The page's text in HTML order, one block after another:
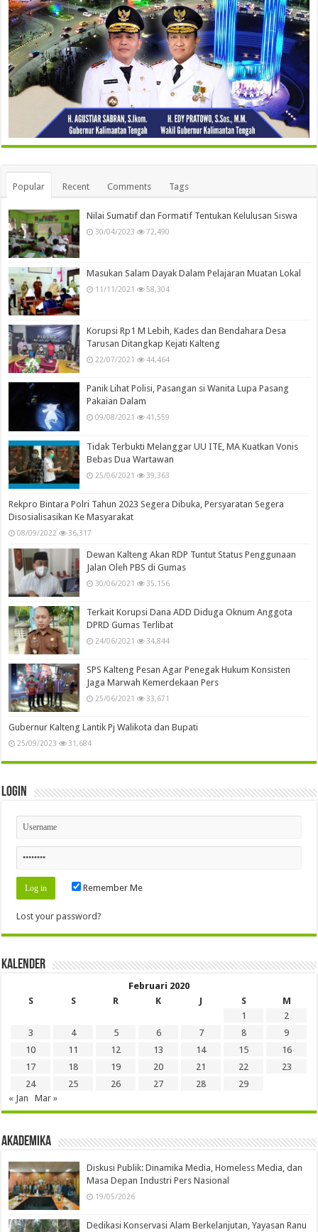
Popular Recent Comments Tags
Nilai Sumatif dan Formatif Tentukan Kelulusan Siswa
30/04/2023 72,490
Masukan Salam Dayak Dalam Pelajaran Muatan Lokal
11/11/2021 58,304
Korupsi Rp1 M Lebih, Kades dan Bendahara Desa
Tarusan Ditangkap Kejati Kalteng
22/07/2021 44,464
Panik Lihat Polisi, Pasangan si Wanita Lupa Pasang
Pakaian Dalam
09/08/2021 41,559
Tidak Terbukti Melanggar UU ITE, MA Kuatkan Vonis
Bebas Dua Wartawan
25/06/2021 39,363
Rekpro Bintara Polri Tahun 2023 Segera Dibuka, Persyaratan Segera
Disosialisasikan Ke Masyarakat
08/09/2022 36,317
Dewan Kalteng Akan RDP Tuntut Status Penggunaan
Jalan Oleh PBS di Gumas
30/06/2021 35,156
Terkait Korupsi Dana ADD Diduga Oknum Anggota
DPRD Gumas Terlibat
24/06/2021 34,844
SPS Kalteng Pesan Agar Penegak Hukum Konsisten
Jaga Marwah Kemerdekaan Pers
25/06/2021 33,671
Gubernur Kalteng Lantik Pj Walikota dan Bupati
25/09/2023 31,684
Login
Remember Me
Lost your password?
Kalender
Februari 2020
S
S R K J S
M
1
2
3
4 5 6 7 8
9
10
11 12 13 14 15
16
17
18 19 20 21 22
23
24
25 26 27 28
29
« Jan
Mar »
Akademika
Diskusi Publik: Dinamika Media, Homeless Media, dan
Masa Depan Industri Pers Nasional
19/05/2026
Dedikasi Konservasi Alam Berkelanjutan, Yayasan Ranu